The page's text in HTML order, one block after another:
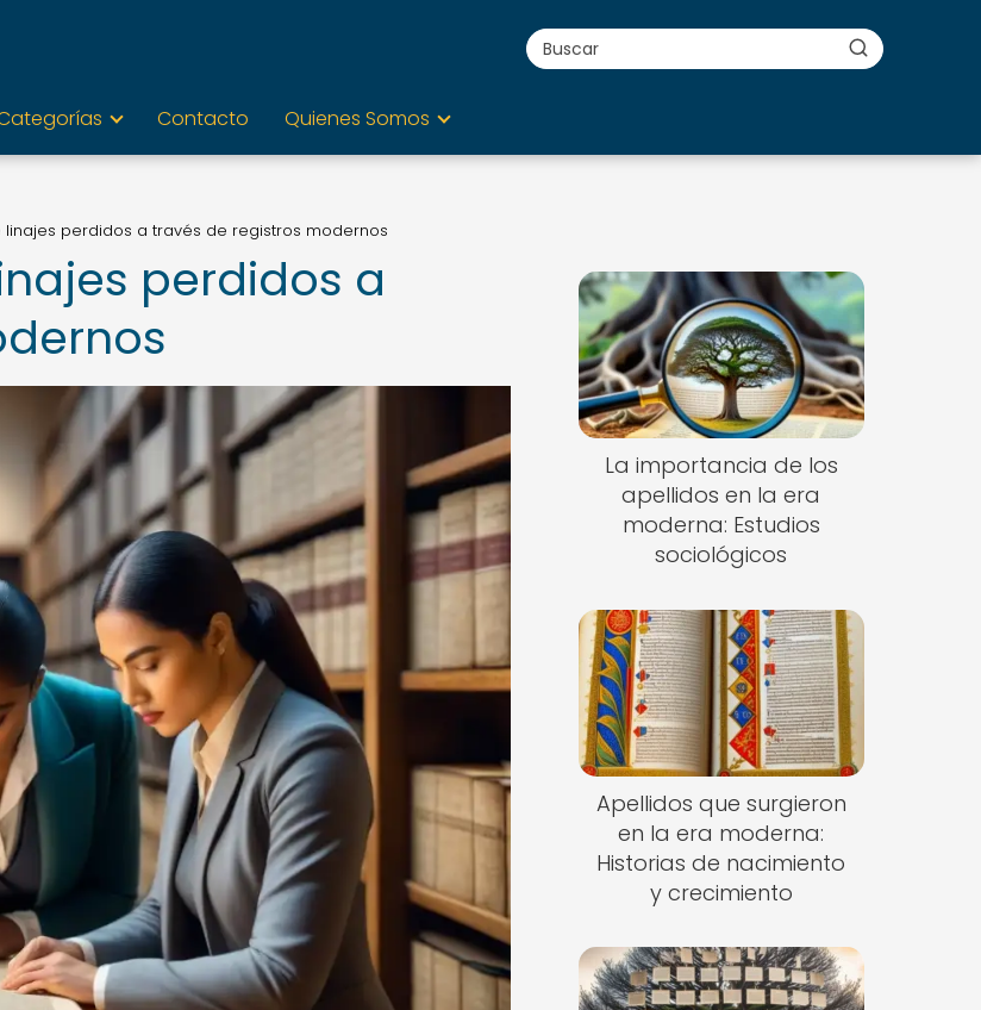
Contacto Quienes Somos
linajes perdidos a través de registros modernos
perdidos a
La importancia de los
apellidos en la era
moderna: Estudios
sociológicos
Apellidos que surgieron
en la era moderna:
Historias de nacimiento
y crecimiento